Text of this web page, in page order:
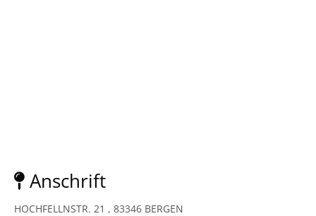
Anschrift
HOCHFELLNSTR. 21 , 83346 BERGEN